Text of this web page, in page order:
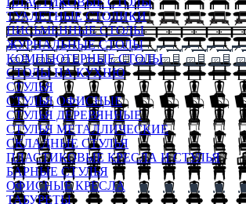
ТУАЛЕТНЫЕ СТОЛИКИ
ПИСЬМЕННЫЕ СТОЛЫ
ЖУРНАЛЬНЫЕ СТОЛЫ
КОМПЬЮТЕРНЫЕ СТОЛЫ
СТОЛЫ НА КУХНЮ
СТУЛЬЯ
СТУЛЬЯ ОФИСНЫЕ
СТУЛЬЯ ДЕРЕВЯННЫЕ
СТУЛЬЯ МЕТАЛЛИЧЕСКИЕ
СКЛАДНЫЕ СТУЛЬЯ
ПЛАСТИКОВЫЕ КРЕСЛА И СТУЛЬЯ
БАРНЫЕ СТУЛЬЯ
ОФИСНЫЕ КРЕСЛА
ТАБУРЕТЫ